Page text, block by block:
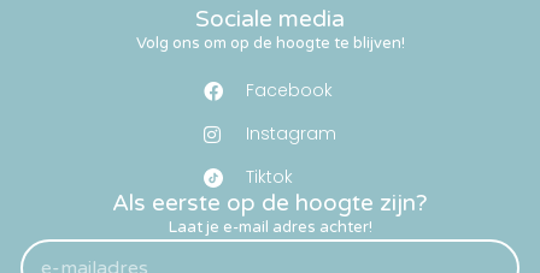
Als eerste op de hoogte zijn?
Laat je e-mail adres achter!
Sociale media
Volg ons om op de hoogte te blijven!
Facebook
Instagram
Tiktok